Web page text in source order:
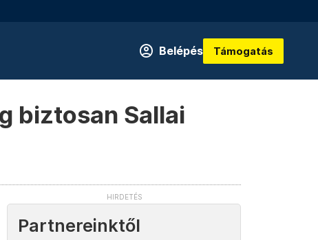
Belépés Támogatás
biztosan Sallai
Partnereinktől